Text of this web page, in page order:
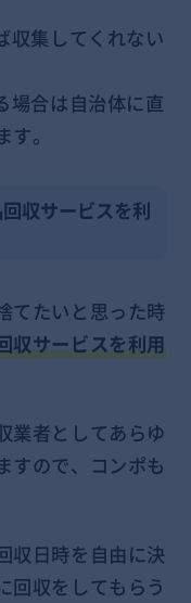
収集してくれない
場合は自治体に直
。
収サービスを利
てたいと思った時
収サービスを利用
業者としてあらゆ
すので、コンポも
収日時を自由に決
回収をしてもらう